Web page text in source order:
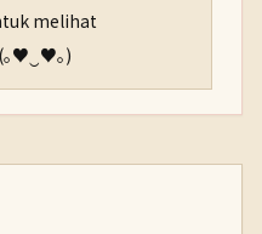
melihat
｡♥‿♥｡)